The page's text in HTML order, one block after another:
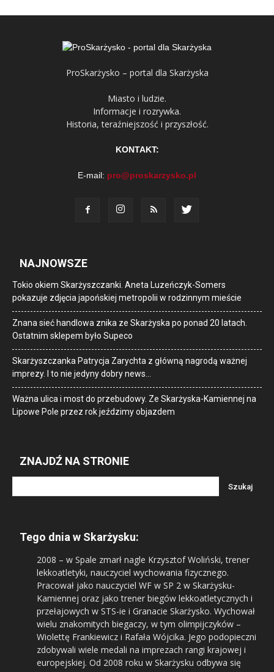
ProSkarżysko – portal dla Skarżyska
Miasto i ludzie.
Informacje i rozrywka.
Historia, teraźniejszość i przyszłość.
KONTAKT:
E-mail: pro@proskarzysko.pl
NAJNOWSZE
Tokio okiem Skarżyszczanki. Aneta Luzeńczyk-Somers
pokazuje zdjęcia japońskiej metropolii w rodzinnym mieście
Znana sieć handlowa znika ze Skarżyska po ponad 20 latach.
Ostatnim sklepem było Supeco
Skarżyszczanka Patrycja Zarychta z główną nagrodą ważnej
imprezy. I to nie jedyny dobry news…
Ważna ulica i most do przebudowy. Ze Skarżyska-Kamiennej na
Lipowe Pole przez rok jeździmy objazdem
ZNAJDŹ NA STRONIE
Tego dnia w Skarżysku:
2008 – w Spale zmarł nagle Krzysztof Woliński, trener
lekkoatletyki, nauczyciel wychowania fizycznego.
Pracował jako nauczyciel WF w SP 2 w Skarżysku-
Kamiennej oraz jako trener biegów lekkoatletycznych i
przełajowych w STS-ie i Granacie Skarżysko. Wychował
wielu znakomitych biegaczy, w tym olimpijczyków –
Wiolettę Frankiewicz i Rafała Wójcika. Jego podopieczni
zdobywali wiele medali na imprezach rangi krajowej i
europejskiej. Od 2008 roku w Skarżysku odbywa się